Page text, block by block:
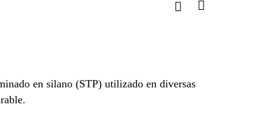
en silano (STP) utilizado en diversas